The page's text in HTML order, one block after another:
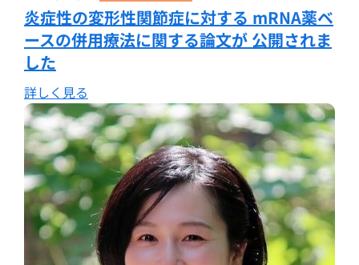
炎症性の変形性関節症に対する mRNA薬ベ
ースの併用療法に関する論文が 公開されま
した
詳しく見る